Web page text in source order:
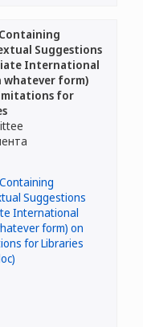
Suggestions
International
whatever form)
for